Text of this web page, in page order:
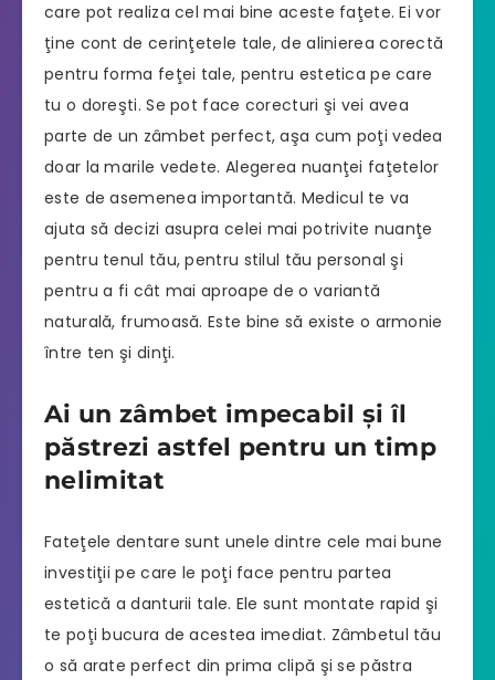
care pot realiza cel mai bine aceste faţete. Ei vor
ţine cont de cerinţetele tale, de alinierea corectă
pentru forma feţei tale, pentru estetica pe care
tu o doreşti. Se pot face corecturi şi vei avea
parte de un zâmbet perfect, aşa cum poţi vedea
doar la marile vedete. Alegerea nuanţei faţetelor
este de asemenea importantă. Medicul te va
ajuta să decizi asupra celei mai potrivite nuanţe
pentru tenul tău, pentru stilul tău personal şi
pentru a fi cât mai aproape de o variantă
naturală, frumoasă. Este bine să existe o armonie
între ten şi dinţi.
Ai un zâmbet impecabil şi îl
păstrezi astfel pentru un timp
nelimitat
Fateţele dentare sunt unele dintre cele mai bune
investiţii pe care le poţi face pentru partea
estetică a danturii tale. Ele sunt montate rapid şi
te poţi bucura de acestea imediat. Zâmbetul tău
o să arate perfect din prima clipă şi se păstra